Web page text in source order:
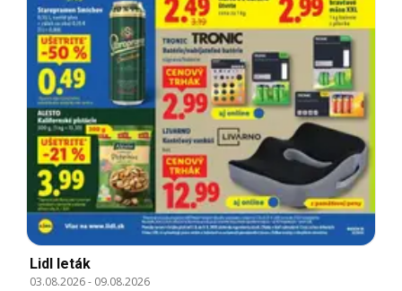
Lidl leták
03.08.2026- 09.08.2026